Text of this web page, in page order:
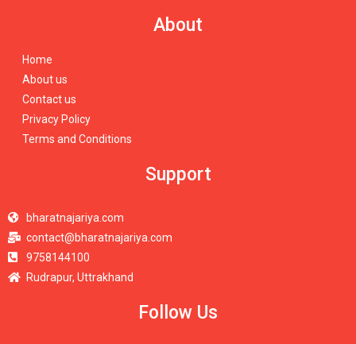
About
Home
About us
Contact us
Privacy Policy
Terms and Conditions
Support
bharatnajariya.com
contact@bharatnajariya.com
9758144100
Rudrapur, Uttrakhand
Follow Us